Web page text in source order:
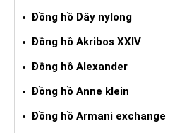
Đồng hồ Dây nylong
Đồng hồ Akribos XXIV
Đồng hồ Alexander
Đồng hồ Anne klein
Đồng hồ Armani exchange